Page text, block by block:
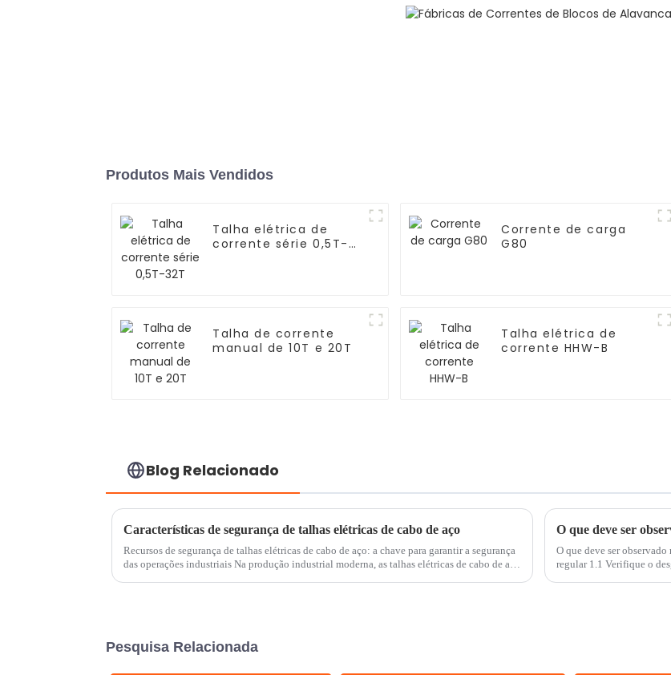
Produtos Mais Vendidos
Talha elétrica de
corrente série 0,5T-
Corrente de carga
G80
Talha de corrente
manual de 10T e 20T
Talha elétrica de
corrente HHW-B
Blog Relacionado
Características de segurança de talhas elétricas de cabo de aço
Recursos de segurança de talhas elétricas de cabo de aço: a chave para garantir a segurança
das operações industriais Na produção industrial moderna, as talhas elétricas de cabo de aço
O que deve ser
regular 1.1 Verifique o
Pesquisa Relacionada